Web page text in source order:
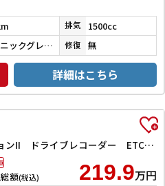
排気 1500cc
ソニックグレーパール 修復 無
詳細はこちら
ハイウェイスター VセレクションII ドライブレコーダー ETC 全周囲カメラ ナビ TV クリアランスソナー オートクルーズコントロール パークアシスト 衝突被害軽減システム 両側電動スライドドア オートライト LEDヘッドランプ
額(税込) 219.9万円